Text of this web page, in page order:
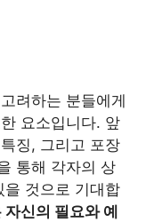
려하는 분들에게
요소입니다. 앞
징, 그리고 포장
통해 각자의 상
것으로 기대합
신의 필요와 예